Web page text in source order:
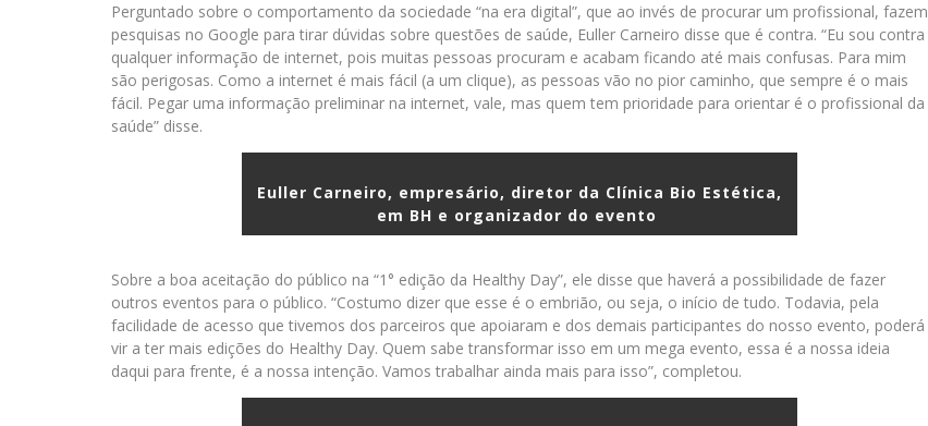
Perguntado sobre o comportamento da sociedade “na era digital”, que ao invés de procurar um profissional, fazem
pesquisas no Google para tirar dúvidas sobre questões de saúde, Euller Carneiro disse que é contra. “Eu sou contra
qualquer informação de internet, pois muitas pessoas procuram e acabam ficando até mais confusas. Para mim
são perigosas. Como a internet é mais fácil (a um clique), as pessoas vão no pior caminho, que sempre é o mais
fácil. Pegar uma informação preliminar na internet, vale, mas quem tem prioridade para orientar é o profissional da
saúde” disse.
Euller Carneiro, empresário, diretor da Clínica Bio Estética,
em BH e organizador do evento
Sobre a boa aceitação do público na “1° edição da Healthy Day”, ele disse que haverá a possibilidade de fazer
outros eventos para o público. “Costumo dizer que esse é o embrião, ou seja, o início de tudo. Todavia, pela
facilidade de acesso que tivemos dos parceiros que apoiaram e dos demais participantes do nosso evento, poderá
vir a ter mais edições do Healthy Day. Quem sabe transformar isso em um mega evento, essa é a nossa ideia
daqui para frente, é a nossa intenção. Vamos trabalhar ainda mais para isso”, completou.